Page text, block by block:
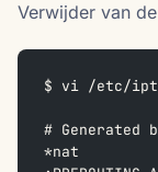
Verwijder van
$ vi /etc/
# Generated
*nat